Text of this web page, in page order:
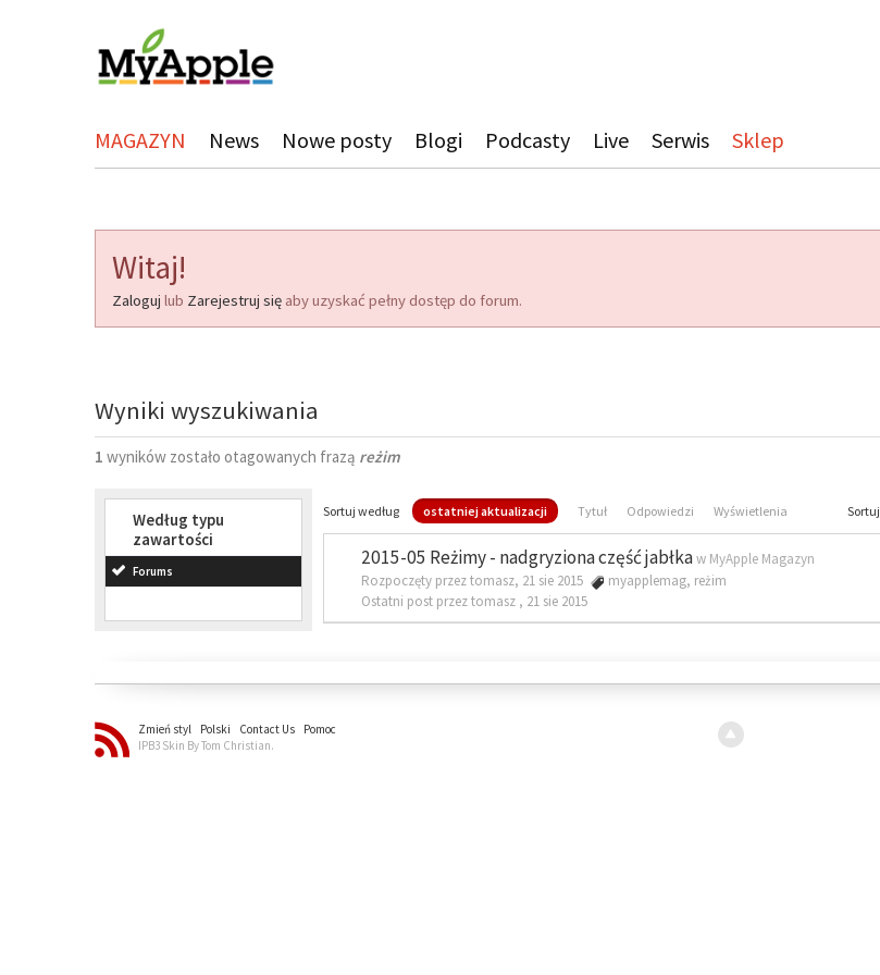
MAGAZYN News Nowe posty Blogi Podcasty Live Serwis Sklep
Witaj!
Zaloguj lub Zarejestruj się aby uzyskać pełny dostęp do forum.
Wyniki wyszukiwania
1 wyników zostało otagowanych frazą reżim
Według typu
zawartości
Forums
Sortuj według ostatniej aktualizacji Tytuł Odpowiedzi Wyświetlenia Sortuj
2015-05 Reżimy - nadgryziona część jabłkaw MyApple Magazyn
Rozpoczęty przez tomasz, 21 sie 2015
myapplemag, reżim
Ostatni post przez tomasz , 21 sie 2015
Zmień styl Polski Contact Us
Pomoc
IPB3 Skin By Tom Christian.